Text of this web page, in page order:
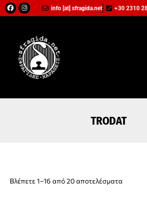
Μετάβαση
στο
FacebookInstagraminfo [at] sfragida.net +30 2310
TRODAT
Βλέπετε 1–16 από 20 αποτελέσματα